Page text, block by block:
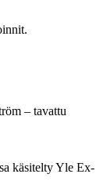
– tavattu
käsitelty Yle Ex-